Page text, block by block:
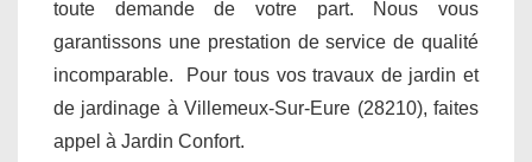
toute demande de votre part. Nous vous
garantissons une prestation de service de qualité
incomparable. Pour tous vos travaux de jardin et
de jardinage à Villemeux-Sur-Eure (28210), faites
appel à Jardin Confort.